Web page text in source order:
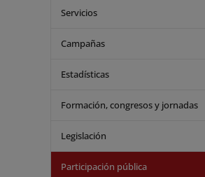
Servicios
Campañas
Estadísticas
Formación, congresos y jornadas
Legislación
Participación pública